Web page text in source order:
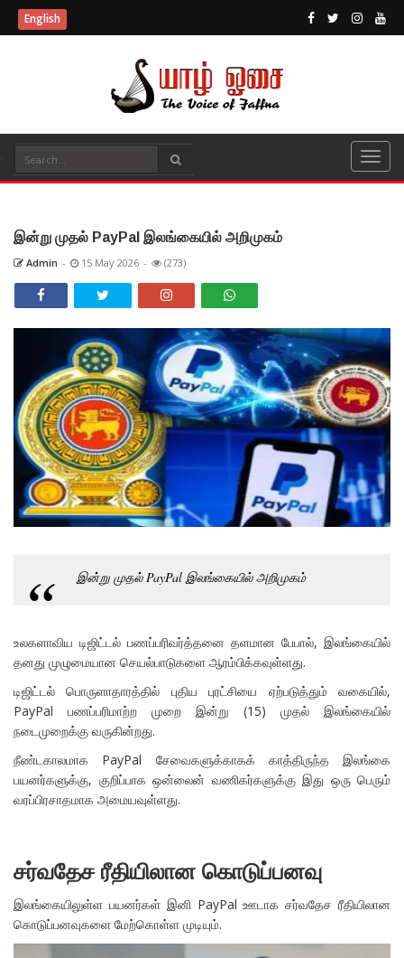
English
இன்று முதல் PayPal இலங்கையில் அறிமுகம்
Admin - 15 May 2026 - (273)
இன்று முதல் PayPal இலங்கையில் அறிமுகம்
உலகளாவிய டிஜிட்டல் பணப்பரிவர்த்தனை தளமான பேபால், இலங்கையில்
தனது முழுமையான செயல்பாடுகளை ஆரம்பிக்கவுள்ளது.
டிஜிட்டல் பொருளாதாரத்தில் புதிய புரட்சியை ஏற்படுத்தும் வகையில்,
PayPal பணப்பரிமாற்ற முறை இன்று (15) முதல் இலங்கையில்
நடைமுறைக்கு வருகின்றது.
நீண்டகாலமாக PayPal சேவைகளுக்காகக் காத்திருந்த இலங்கை
பயனர்களுக்கு, குறிப்பாக ஒன்லைன் வணிகர்களுக்கு இது ஒரு பெரும்
வரப்பிரசாதமாக அமையவுள்ளது.
சர்வதேச ரீதியிலான கொடுப்பனவு
இலங்கையிலுள்ள பயனர்கள் இனி PayPal ஊடாக சர்வதேச ரீதியிலான
கொடுப்பனவுகளை மேற்கொள்ள முடியும்.